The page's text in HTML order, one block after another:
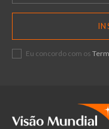
Eu concordo com os